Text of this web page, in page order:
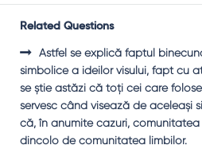
Related Questions
Astfel se explică faptul
simbolice a ideilor visului, fapt cu
se ştie astăzi că toţi cei care
servesc când visează de aceleaşi
că, în anumite cazuri, comunitatea
dincolo de comunitatea limbilor.